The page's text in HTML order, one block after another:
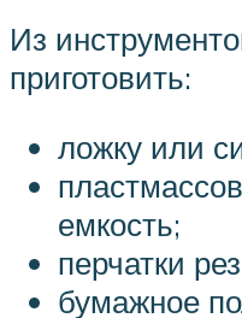
Из
приготовить:
ложку или
емкость;
перчатки
бумажное